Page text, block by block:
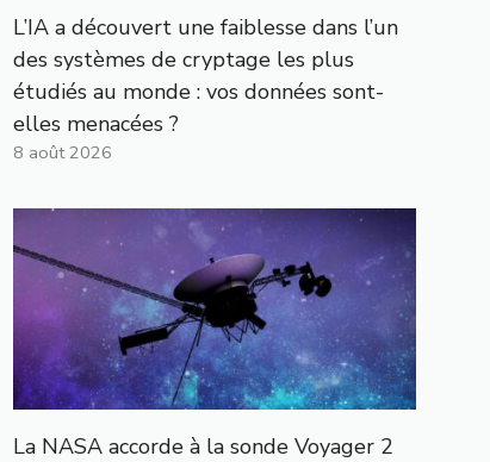
L’IA a découvert une faiblesse dans l’un
des systèmes de cryptage les plus
étudiés au monde : vos données sont-
elles menacées ?
8 août 2026
La NASA accorde à la sonde Voyager 2